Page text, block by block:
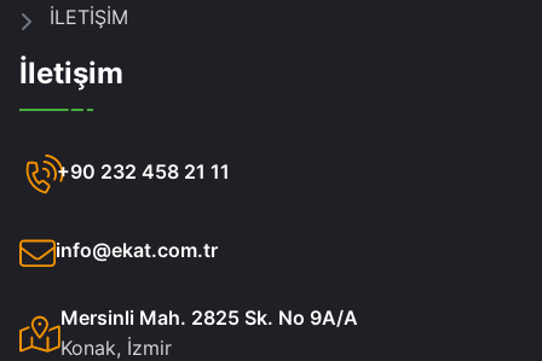
İLETİŞİM
İletişim
+90 232 458 21 11
info@ekat.com.tr
Mersinli Mah. 2825 Sk. No 9A/A
Konak, İzmir